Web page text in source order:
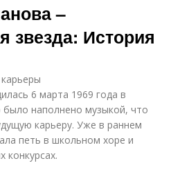
–
звезда: История
6 марта 1969 года в
было наполнено музыкой, что
карьеру. Уже в раннем
петь в школьном хоре и
конкурсах.